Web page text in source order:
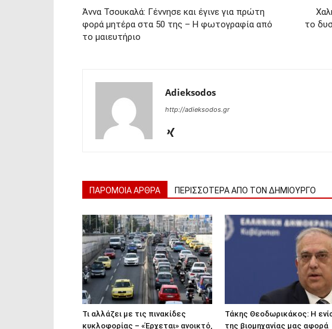
Άννα Τσουκαλά: Γέννησε και έγινε για πρώτη
φορά μητέρα στα 50 της – Η φωτογραφία από
το μαιευτήριο
το
Adieksodos
http://adieksodos.gr
ΠΑΡΟΜΟΙΑ ΑΡΘΡΑ ΠΕΡΙΣΣΟΤΕΡΑ ΑΠΟ ΤΟΝ ΔΗΜΙΟΥΡΓΟ
Τι αλλάζει με τις πινακίδες
κυκλοφορίας – «Έρχεται» ανοικτό,
Τάκης Θεοδωρικάκος: Η
της βιομηχανίας μας αφορά